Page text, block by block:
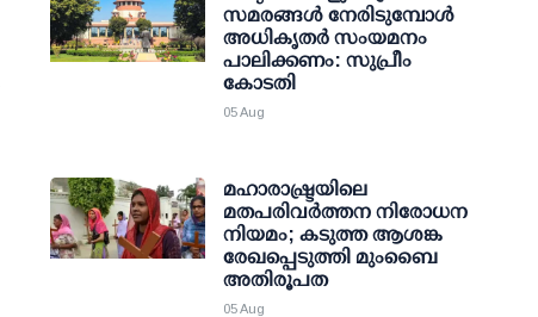
സമരങ്ങള്‍ നേരിടുമ്പോള്‍
അധികൃതര്‍ സംയമനം
പാലിക്കണം: സുപ്രീം
കോടതി
05 Aug
മഹാരാഷ്ട്രയിലെ
മതപരിവർത്തന നിരോധന
നിയമം; കടുത്ത ആശങ്ക
രേഖപ്പെടുത്തി മുംബൈ
അതിരൂപത
05 Aug